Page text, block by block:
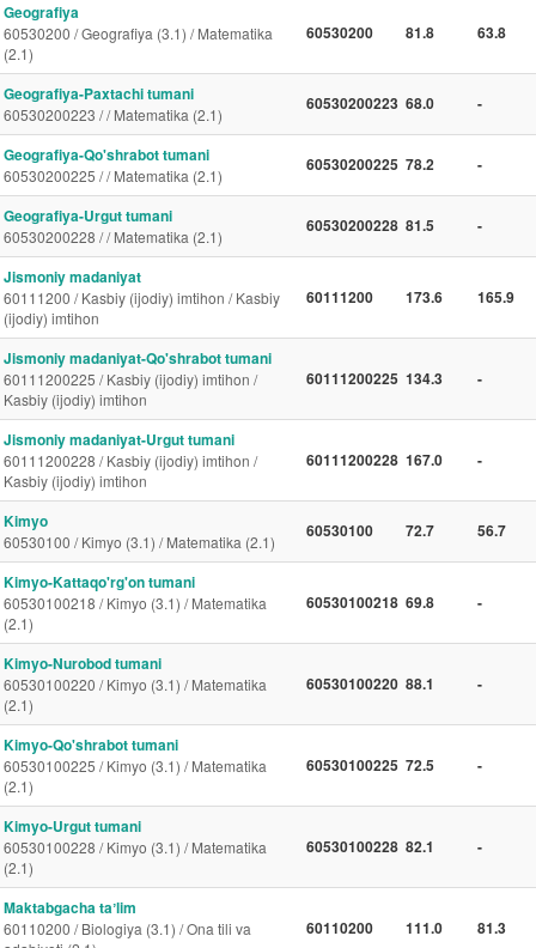
Geografiya
60530200 / Geografiya (3.1) / Matematika
(2.1)
60530200 81.8 63.8
Geografiya-Paxtachi tumani
60530200223 / / Matematika (2.1)
60530200223 68.0 -
Geografiya-Qo'shrabot tumani
60530200225 / / Matematika (2.1)
60530200225 78.2 -
Geografiya-Urgut tumani
60530200228 / / Matematika (2.1)
60530200228 81.5 -
Jismoniy madaniyat
60111200 / Kasbiy (ijodiy) imtihon / Kasbiy
(ijodiy) imtihon
60111200 173.6 165.9
Jismoniy madaniyat-Qo'shrabot tumani
60111200225 / Kasbiy (ijodiy) imtihon /
Kasbiy (ijodiy) imtihon
60111200225 134.3 -
Jismoniy madaniyat-Urgut tumani
60111200228 / Kasbiy (ijodiy) imtihon /
Kasbiy (ijodiy) imtihon
60111200228 167.0 -
Kimyo
60530100 / Kimyo (3.1) / Matematika (2.1)
60530100 72.7 56.7
Kimyo-Kattaqo'rg'on tumani
60530100218 / Kimyo (3.1) / Matematika
(2.1)
60530100218 69.8 -
Kimyo-Nurobod tumani
60530100220 / Kimyo (3.1) / Matematika
(2.1)
60530100220 88.1 -
Kimyo-Qo'shrabot tumani
60530100225 / Kimyo (3.1) / Matematika
(2.1)
60530100225 72.5 -
Kimyo-Urgut tumani
60530100228 / Kimyo (3.1) / Matematika
(2.1)
60530100228 82.1 -
Maktabgacha taʼlim
60110200 / Biologiya (3.1) / Ona tili va
60110200 111.0 81.3